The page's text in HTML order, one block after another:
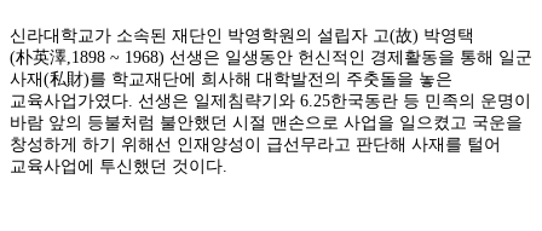
신라대학교가 소속된 재단인 박영학원의 설립자 고(故) 박영택
(朴英澤,1898 ~ 1968) 선생은 일생동안 헌신적인 경제활동을 통해 일군
사재(私財)를 학교재단에 희사해 대학발전의 주춧돌을 놓은
교육사업가였다. 선생은 일제침략기와 6.25한국동란 등 민족의 운명이
바람 앞의 등불처럼 불안했던 시절 맨손으로 사업을 일으켰고 국운을
창성하게 하기 위해선 인재양성이 급선무라고 판단해 사재를 털어
교육사업에 투신했던 것이다.